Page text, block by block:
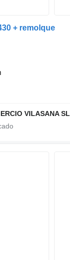
+ remolque
VILASANA SL